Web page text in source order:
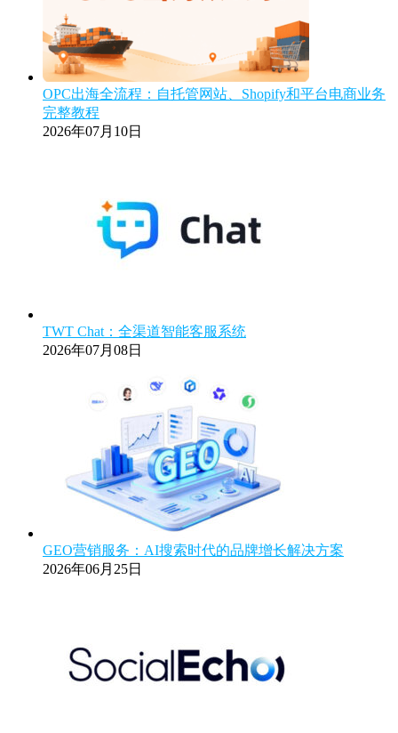
OPC出海全流程：自托管网站、Shopify和平台电商业务
完整教程
2026年07月10日
TWT Chat：全渠道智能客服系统
2026年07月08日
GEO营销服务：AI搜索时代的品牌增长解决方案
2026年06月25日